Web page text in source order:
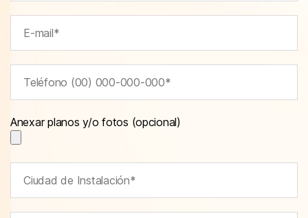
Anexar planos y/o fotos (opcional)